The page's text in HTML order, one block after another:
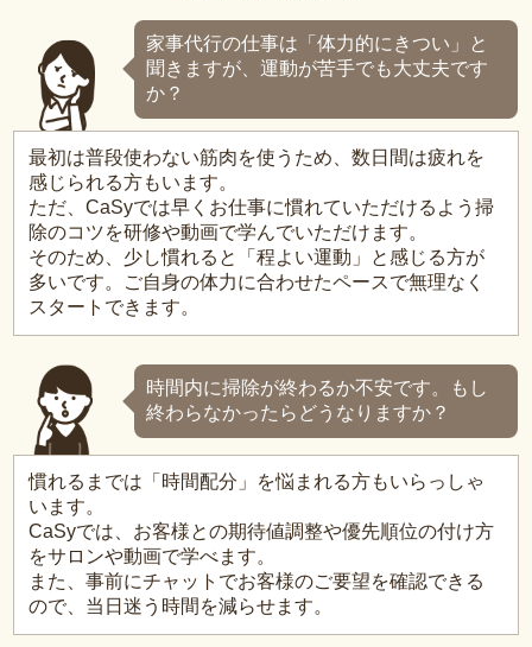
家事代行の仕事は「体力的にきつい」と
聞きますが、運動が苦手でも大丈夫です
か？
最初は普段使わない筋肉を使うため、数日間は疲れを
感じられる方もいます。
ただ、CaSyでは早くお仕事に慣れていただけるよう掃
除のコツを研修や動画で学んでいただけます。
そのため、少し慣れると「程よい運動」と感じる方が
多いです。ご自身の体力に合わせたペースで無理なく
スタートできます。
時間内に掃除が終わるか不安です。もし
終わらなかったらどうなりますか？
慣れるまでは「時間配分」を悩まれる方もいらっしゃ
います。
CaSyでは、お客様との期待値調整や優先順位の付け方
をサロンや動画で学べます。
また、事前にチャットでお客様のご要望を確認できる
ので、当日迷う時間を減らせます。